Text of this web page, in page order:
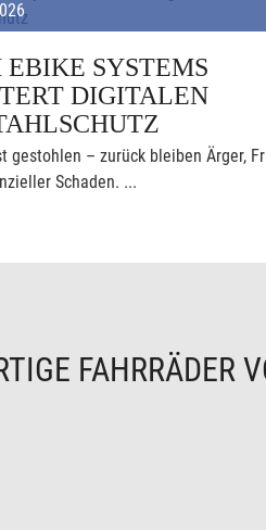
EBIKE SYSTEMS
DIGITALEN
gestohlen – zurück bleiben Ärger,
Schaden. ...
FAHRRÄDER